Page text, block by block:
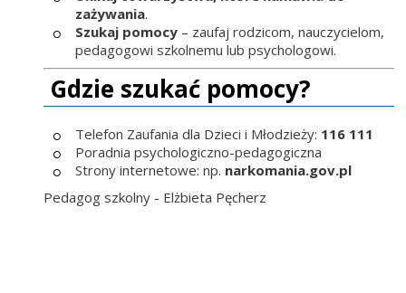
zażywania.
Szukaj pomocy – zaufaj rodzicom, nauczycielom,
pedagogowi szkolnemu lub psychologowi.
Gdzie szukać pomocy?
Telefon Zaufania dla Dzieci i Młodzieży: 116 111
Poradnia psychologiczno-pedagogiczna
Strony internetowe: np. narkomania.gov.pl
Pedagog szkolny - Elżbieta Pęcherz